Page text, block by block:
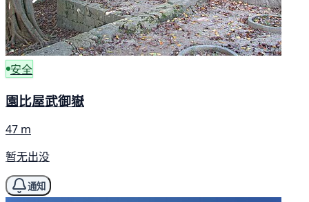
安全
園比屋武御嶽
47 m
暂无出没
通知